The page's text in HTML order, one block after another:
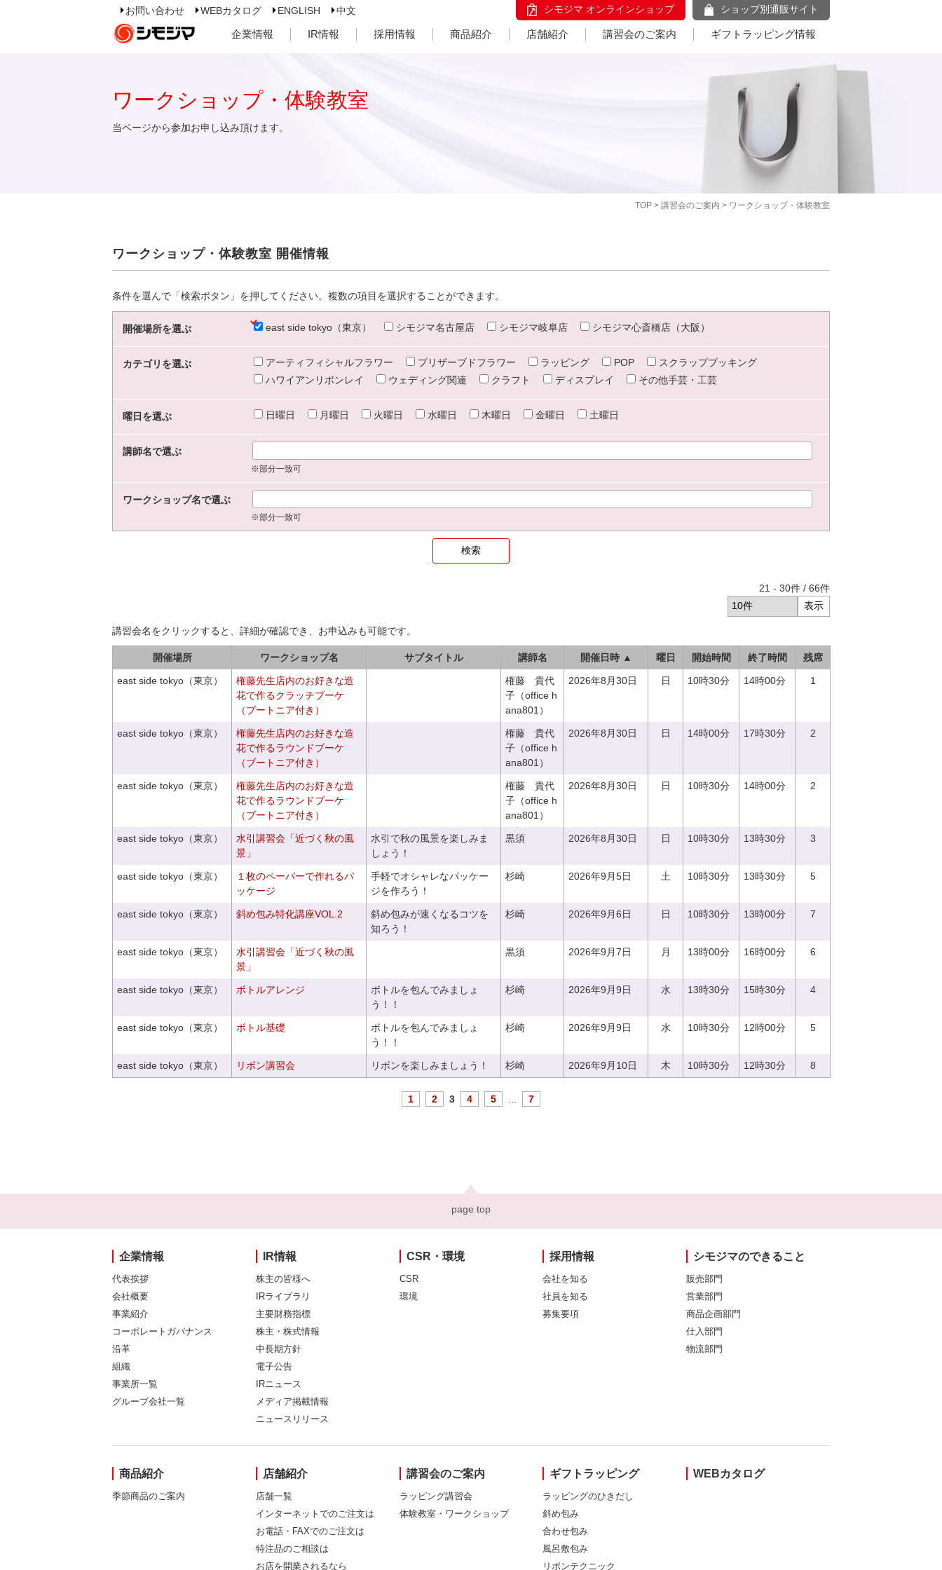
お問い合わせ WEBカタログ ENGLISH 中文 シモジマ オンラインショップ ショップ別通販サイト
企業情報 IR情報 採用情報 商品紹介 店舗紹介 講習会のご案内 ギフトラッピング情報
TOP > 講習会のご案内 > ワークショップ・体験教室
ワークショップ・体験教室
当ページから参加お申し込み頂けます。
ワークショップ・体験教室 開催情報
条件を選んで「検索ボタン」を押してください。複数の項目を選択することができます。
開催場所を選ぶ east side tokyo（東京） シモジマ名古屋店 シモジマ岐阜店 シモジマ心斎橋店（大阪）
カテゴリを選ぶ アーティフィシャルフラワー プリザーブドフラワー ラッピング POP
スクラップブッキング
ハワイアンリボンレイ
ウェディング関連 クラフト ディスプレイ その他手芸・工芸
曜日を選ぶ 日曜日 月曜日 火曜日 水曜日 木曜日 金曜日 土曜日
講師名で選ぶ
※部分一致可
ワークショップ名で選ぶ
※部分一致可
21 - 30件 / 66件
講習会名をクリックすると、詳細が確認でき、お申込みも可能です。
開催場所 ワークショップ名 サブタイトル 講師名 開催日時 ▲ 曜日 開始時間 終了時間 残席
east side tokyo（東京）
権藤先生店内のお好きな造
花で作るクラッチブーケ
（ブートニア付き）
権藤 貴代
子（office h
ana801）
2026年8月30日 日 10時30分 14時00分 1
east side tokyo（東京）
権藤先生店内のお好きな造
花で作るラウンドブーケ
（ブートニア付き）
権藤 貴代
子（office h
ana801）
2026年8月30日 日 14時00分 17時30分 2
east side tokyo（東京）
権藤先生店内のお好きな造
花で作るラウンドブーケ
（ブートニア付き）
権藤 貴代
子（office h
ana801）
2026年8月30日 日 10時30分 14時00分 2
east side tokyo（東京）
水引講習会「近づく秋の風
景」
水引で秋の風景を楽しみま
しょう！
黒須 2026年8月30日 日 10時30分 13時30分 3
east side tokyo（東京）
１枚のペーパーで作れるパ
ッケージ
手軽でオシャレなパッケー
ジを作ろう！
杉崎 2026年9月5日 土 10時30分 13時30分 5
east side tokyo（東京） 斜め包み特化講座VOL.2
斜め包みが速くなるコツを
知ろう！
杉崎 2026年9月6日 日 10時30分 13時00分 7
east side tokyo（東京）
水引講習会「近づく秋の風
景」
黒須 2026年9月7日 月 13時00分 16時00分 6
east side tokyo（東京） ボトルアレンジ
ボトルを包んでみましょ
う！！
杉崎 2026年9月9日 水 13時30分 15時30分 4
east side tokyo（東京） ボトル基礎
ボトルを包んでみましょ
う！！
杉崎 2026年9月9日 水 10時30分 12時00分 5
east side tokyo（東京） リボン講習会 リボンを楽しみましょう！ 杉崎 2026年9月10日 木 10時30分 12時30分 8
1 2 3 4 5 7
page top
企業情報
代表挨拶
会社概要
事業紹介
コーポレートガバナンス
沿革
組織
事業所一覧
グループ会社一覧
IR情報
株主の皆様へ
IRライブラリ
主要財務指標
株主・株式情報
中長期方針
電子公告
IRニュース
メディア掲載情報
ニュースリリース
CSR・環境
CSR
環境
採用情報
会社を知る
社員を知る
募集要項
シモジマのできること
販売部門
営業部門
商品企画部門
仕入部門
物流部門
商品紹介
季節商品のご案内
店舗紹介
店舗一覧
インターネットでのご注文は
お電話・FAXでのご注文は
特注品のご相談は
お店を開業されるなら
講習会のご案内
ラッピング講習会
体験教室・ワークショップ
ギフトラッピング
ラッピングのひきだし
斜め包み
合わせ包み
風呂敷包み
リボンテクニック
WEBカタログ